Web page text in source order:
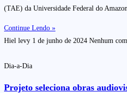
(TAE) da Universidade Federal do
Continue Lendo »
Hiel levy 1 de junho de 2024 Nenhum
Dia-a-Dia
Projeto seleciona obras